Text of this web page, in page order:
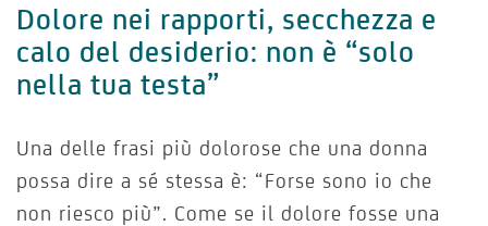
Dolore nei rapporti, secchezza e
calo del desiderio: non è “solo
nella tua testa”
Una delle frasi più dolorose che una donna
possa dire a sé stessa è: “Forse sono io che
non riesco più”. Come se il dolore fosse una